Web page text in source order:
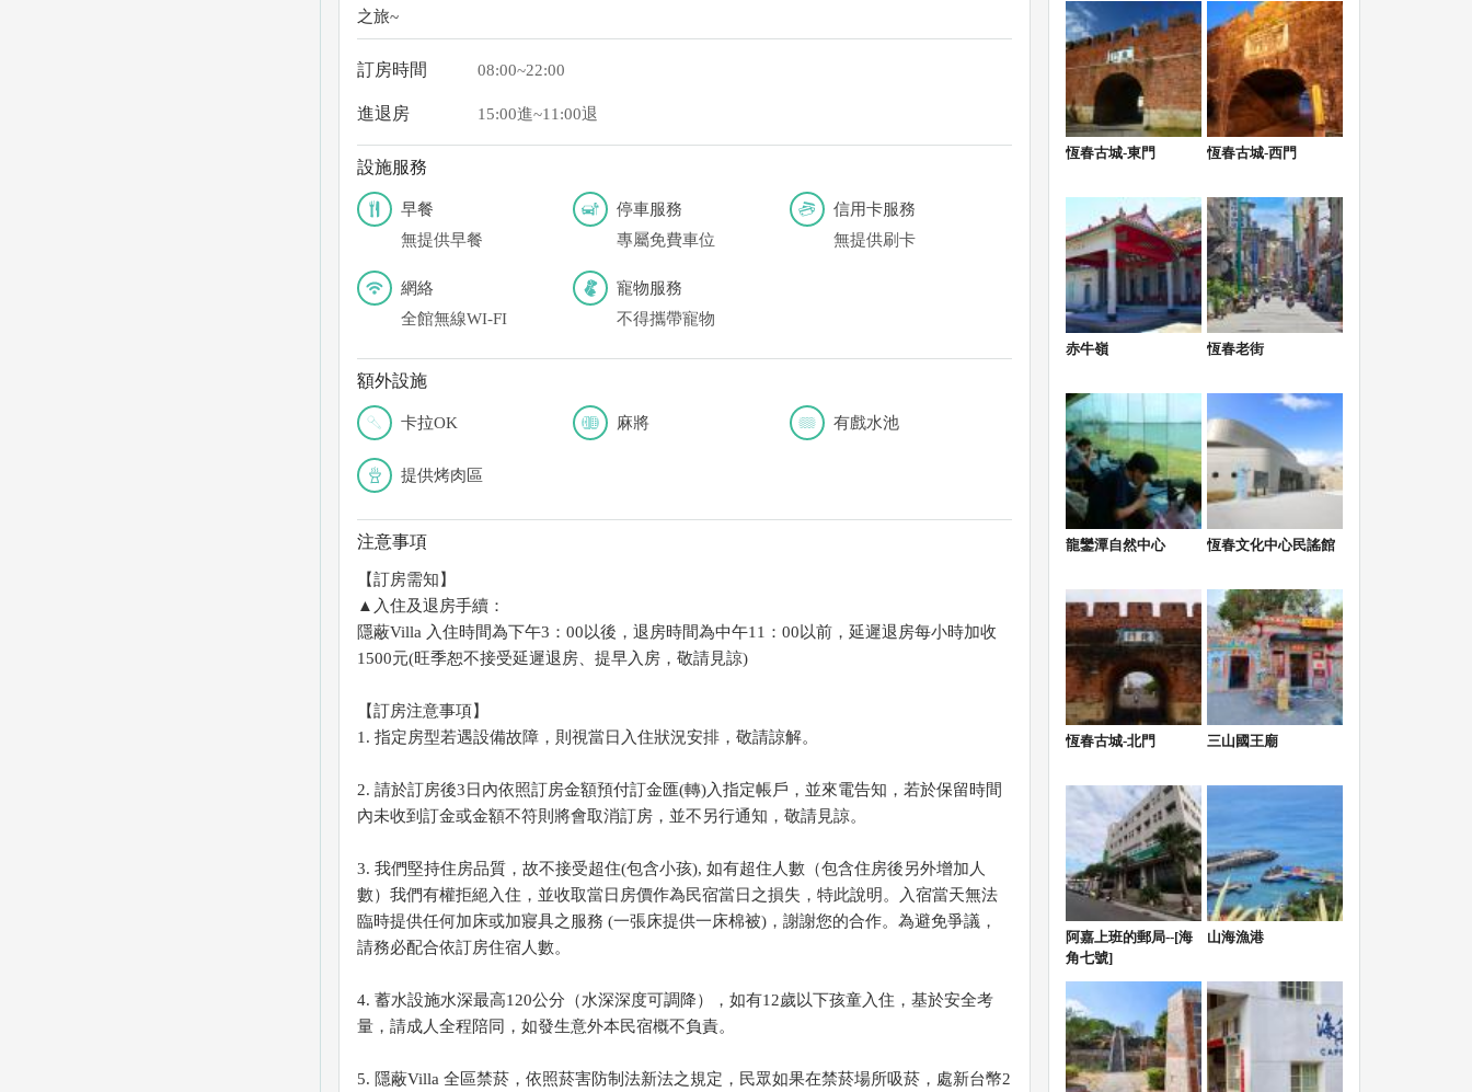
之旅~
訂房時間 08:00~22:00
進退房 15:00進~11:00退
設施服務
早餐
無提供早餐
停車服務
專屬免費車位
信用卡服務
無提供刷卡
網絡
全館無線WI-FI
寵物服務
不得攜帶寵物
額外設施
卡拉OK 麻將 有戲水池
提供烤肉區
注意事項
【訂房需知】
▲入住及退房手續：
隱蔽Villa 入住時間為下午3：00以後，退房時間為中午11：00以前，延遲退房每小時加收
1500元(旺季恕不接受延遲退房、提早入房，敬請見諒)
【訂房注意事項】
1. 指定房型若遇設備故障，則視當日入住狀況安排，敬請諒解。
2. 請於訂房後3日內依照訂房金額預付訂金匯(轉)入指定帳戶，並來電告知，若於保留時間
內未收到訂金或金額不符則將會取消訂房，並不另行通知，敬請見諒。
3. 我們堅持住房品質，故不接受超住(包含小孩), 如有超住人數（包含住房後另外增加人
數）我們有權拒絕入住，並收取當日房價作為民宿當日之損失，特此說明。入宿當天無法
臨時提供任何加床或加寢具之服務 (一張床提供一床棉被)，謝謝您的合作。為避免爭議，
請務必配合依訂房住宿人數。
4. 蓄水設施水深最高120公分（水深深度可調降），如有12歲以下孩童入住，基於安全考
量，請成人全程陪同，如發生意外本民宿概不負責。
5. 隱蔽Villa 全區禁菸，依照菸害防制法新法之規定，民眾如果在禁菸場所吸菸，處新台幣2
恆春古城-東門 恆春古城-西門
赤牛嶺 恆春老街
龍鑾潭自然中心 恆春文化中心民謠館
恆春古城-北門 三山國王廟
阿嘉上班的郵局--[海
角七號]
山海漁港